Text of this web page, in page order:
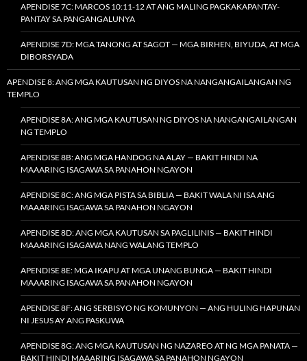
APENDISE 7C: MARCOS 10:11-12 AT ANG MALING PAGKAKAPANTAY-
PANTAY SA PANGANGALUNYA
APENDISE 7D: MGA TANONG AT SAGOT — MGA BIRHEN, BIYUDA, AT MGA
DIBORSYADA
APENDISE 8: ANG MGA KAUTUSAN NG DIYOS NA NANGANGAILANGAN NG
TEMPLO
APENDISE 8A: ANG MGA KAUTUSAN NG DIYOS NA NANGANGAILANGAN
NG TEMPLO
APENDISE 8B: ANG MGA HANDOG NA ALAY — BAKIT HINDI NA
MAAARING ISAGAWA SA PANAHON NGAYON
APENDISE 8C: ANG MGA PISTA SA BIBLIA — BAKIT WALA NI ISA ANG
MAAARING ISAGAWA SA PANAHON NGAYON
APENDISE 8D: ANG MGA KAUTUSAN SA PAGLILINIS — BAKIT HINDI
MAAARING ISAGAWA NANG WALANG TEMPLO
APENDISE 8E: MGA IKAPU AT MGA UNANG BUNGA — BAKIT HINDI
MAAARING ISAGAWA SA PANAHON NGAYON
APENDISE 8F: ANG SERBISYO NG KOMUNYON — ANG HULING HAPUNAN
NI JESUS AY ANG PASKUWA
APENDISE 8G: ANG MGA KAUTUSAN NG NAZAREO AT NG MGA PANATA —
BAKIT HINDI MAAARING ISAGAWA SA PANAHON NGAYON